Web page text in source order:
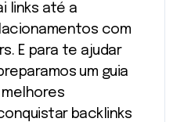
links até a
com
E para te ajudar
um guia
backlinks